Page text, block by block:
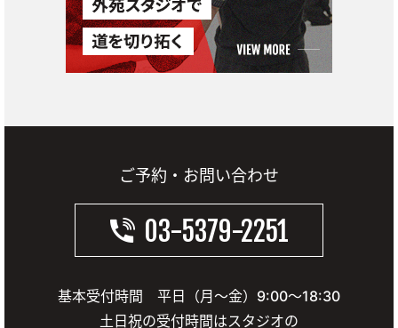
ご予約・お問い合わせ
03-5379-2251
基本受付時間 平日（月～金）9:00～18:30
土日祝の受付時間はスタジオの